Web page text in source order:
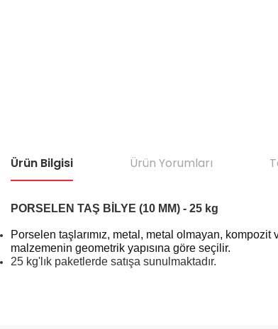
Ürün Bilgisi Ürün Yorumları
PORSELEN TAŞ BİLYE (10 MM) - 25 kg
Porselen taşlarımız, metal, metal olmayan,
malzemenin geometrik yapısına göre seçilir.
25 kg'lık paketlerde satışa sunulmaktadır.